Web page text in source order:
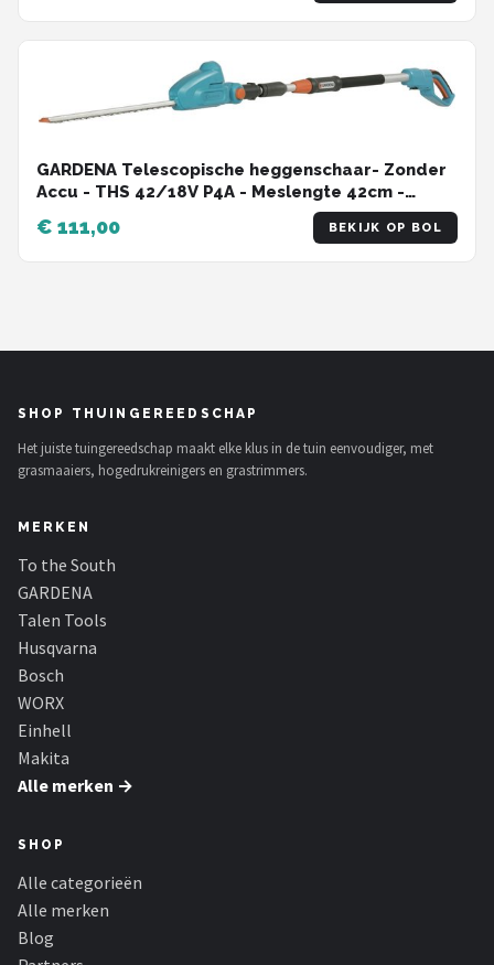
GARDENA Telescopische heggenschaar- Zonder
Accu - THS 42/18V P4A - Meslengte 42cm -
€ 111,00 BEKIJK OP BOL
SHOP THUINGEREEDSCHAP
Het juiste tuingereedschap maakt elke klus in de tuin eenvoudiger, met
grasmaaiers, hogedrukreinigers en grastrimmers.
MERKEN
To the South
GARDENA
Talen Tools
Husqvarna
Bosch
WORX
Einhell
Makita
Alle merken →
SHOP
Alle categorieën
Alle merken
Blog